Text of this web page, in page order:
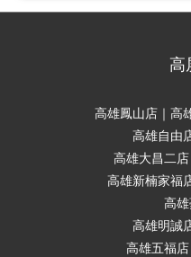
高
高雄鳳山店｜高
高雄自由
高雄大昌二
高雄新楠家福
高
高雄明誠
高雄五福